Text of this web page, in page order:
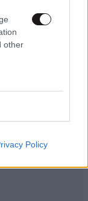
other
Policy